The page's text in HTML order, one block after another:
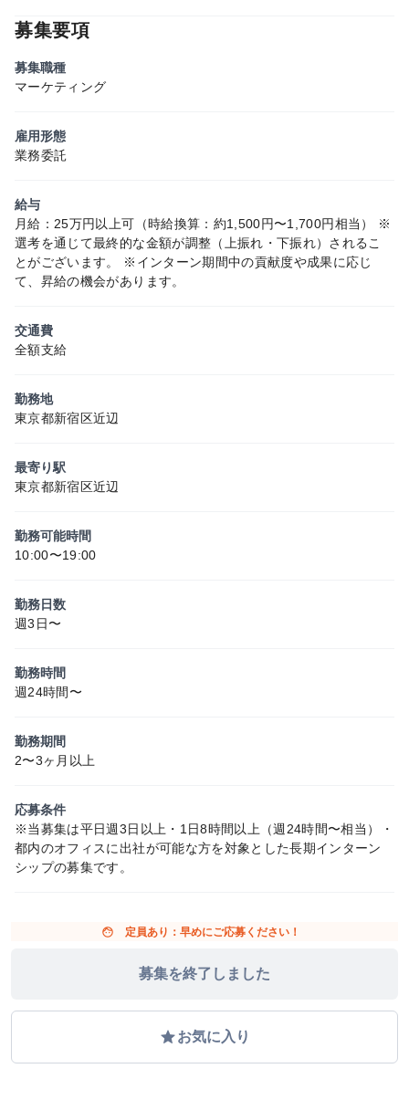
募集要項
募集職種
マーケティング
雇用形態
業務委託
給与
月給：25万円以上可（時給換算：約1,500円〜1,700円相当） ※
選考を通じて最終的な金額が調整（上振れ・下振れ）されるこ
とがございます。 ※インターン期間中の貢献度や成果に応じ
て、昇給の機会があります。
交通費
全額支給
勤務地
東京都新宿区近辺
最寄り駅
東京都新宿区近辺
勤務可能時間
10:00〜19:00
勤務日数
週3日〜
勤務時間
週24時間〜
勤務期間
2〜3ヶ月以上
応募条件
※当募集は平日週3日以上・1日8時間以上（週24時間〜相当）・
都内のオフィスに出社が可能な方を対象とした長期インターン
シップの募集です。
face 定員あり：早めにご応募ください！
募集を終了しました
gradeお気に入り